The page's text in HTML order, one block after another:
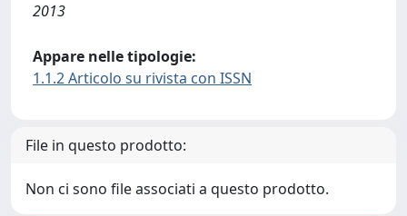
2013
Appare nelle tipologie:
1.1.2 Articolo su rivista con ISSN
File in questo prodotto:
Non ci sono file associati a questo prodotto.